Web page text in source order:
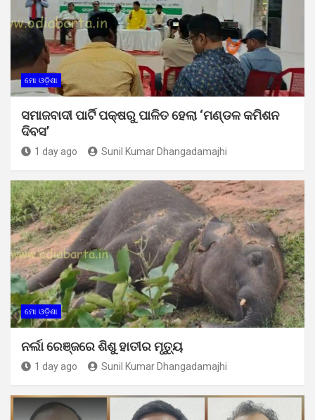
ମୋ ଓଡ଼ିଶା
ସମାଜବାଦୀ ପାର୍ଟି ପକ୍ଷରୁ ପାଳିତ ହେଲା ‘ମଣ୍ଡଳ କମିଶନ
ଦିବସ’
1 day ago Sunil Kumar Dhangadamajhi
ମୋ ଓଡ଼ିଶା
ନର୍ଲା ରେଞ୍ଜରେ ଶିଶୁ ହାତୀର ମୃତ୍ୟୁ
1 day ago Sunil Kumar Dhangadamajhi